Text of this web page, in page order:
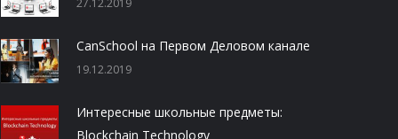
27.12.2019
CanSchool на Первом Деловом канале
19.12.2019
Интересные школьные предметы:
Blockchain Technology